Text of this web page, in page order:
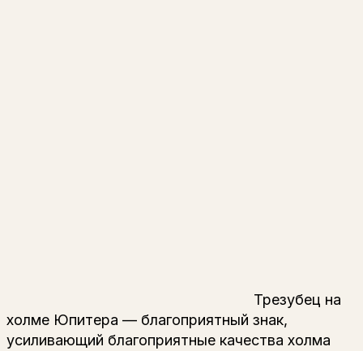
Трезубец на
холме Юпитера — благоприятный знак,
усиливающий благоприятные качества холма